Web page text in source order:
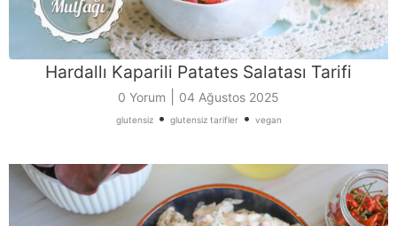
Hardallı Kaparili Patates Salatası Tarifi
0 Yorum 04 Ağustos 2025
glutensiz• glutensiz tarifler• vegan